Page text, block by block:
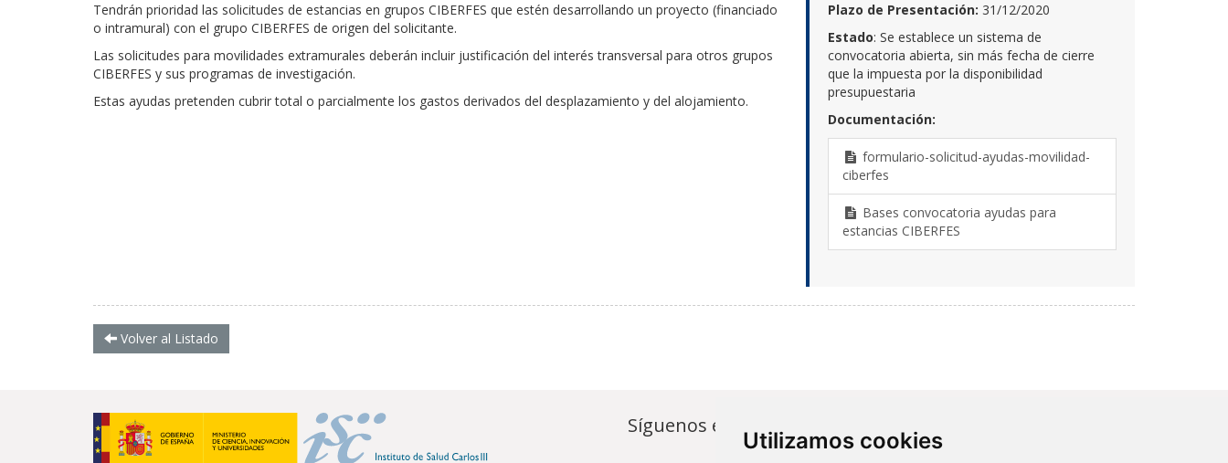
Utilizamos cookies
Tendrán prioridad las solicitudes de estancias en grupos CIBERFES que estén desarrollando un proyecto (financiado
o intramural) con el grupo CIBERFES de origen del solicitante.
Las solicitudes para movilidades extramurales deberán incluir justificación del interés transversal para otros grupos
CIBERFES y sus programas de investigación.
Estas ayudas pretenden cubrir total o parcialmente los gastos derivados del desplazamiento y del alojamiento.
Plazo de Presentación: 31/12/2020
Estado: Se establece un sistema de
convocatoria abierta, sin más fecha de cierre
que la impuesta por la disponibilidad
presupuestaria
Documentación:
formulario-solicitud-ayudas-movilidad-
ciberfes
Bases convocatoria ayudas para
estancias CIBERFES
Volver al Listado
Síguenos en... Contacto